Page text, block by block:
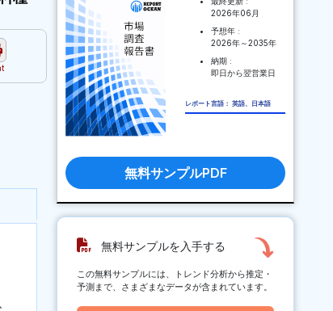
2026年06月
予想年 :
2026年～2035年
納期 :
即日から翌営業日
レポート言語： 英語、日本語
無料サンプルPDF
無料サンプルを入手する
この無料サンプルには、トレンド分析から推定・
予測まで、さまざまなデータが含まれています。